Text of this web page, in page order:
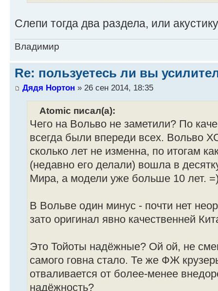
Слепи тогда два раздела, или
Владимир
Re: пользуетесь ли вы
Дядя Нортон » 26 сен 2014, 18:35
Atomic писал(а):
Чего на Вольво не заметили? По
всегда были впереди всех. Вольво
сколько лет не изменна, по итогам
(недавно его делали) вошла в
Мира, а модели уже больше 10 лет.
В Вольве один минус - почти нет
зато оригинал явно качественней
Это Тойоты надёжные? Ой ой, не
самого говна стало. Те же ФЖ
отваливается от более-менее
надёжность?